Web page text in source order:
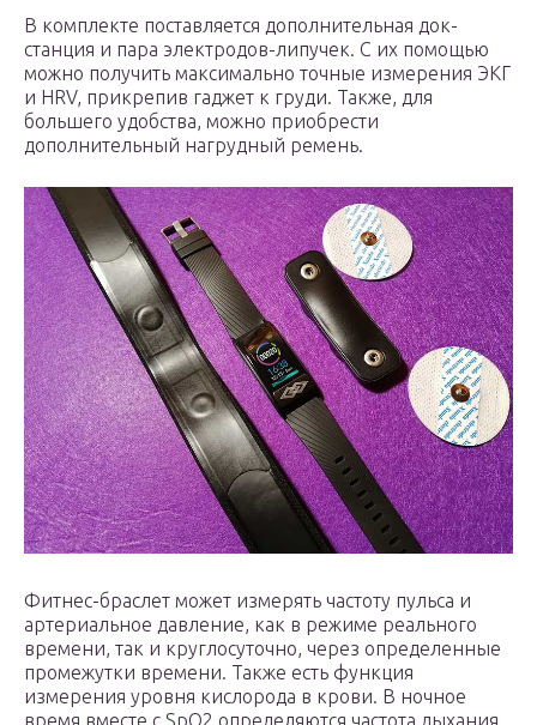
В комплекте поставляется дополнительная док-
станция и пара электродов-липучек. С их помощью
можно получить максимально точные измерения ЭКГ
и HRV, прикрепив гаджет к груди. Также, для
большего удобства, можно приобрести
дополнительный нагрудный ремень.
Фитнес-браслет может измерять частоту пульса и
артериальное давление, как в режиме реального
времени, так и круглосуточно, через определенные
промежутки времени. Также есть функция
измерения уровня кислорода в крови. В ночное
время вместе с SpO2 определяются частота дыхания,